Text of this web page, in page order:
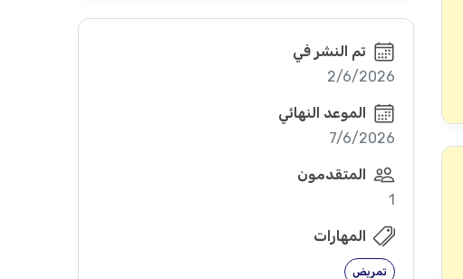
تم النشر في
2/6/2026
الموعد النهائي
7/6/2026
المتقدمون
1
المهارات
تمريض